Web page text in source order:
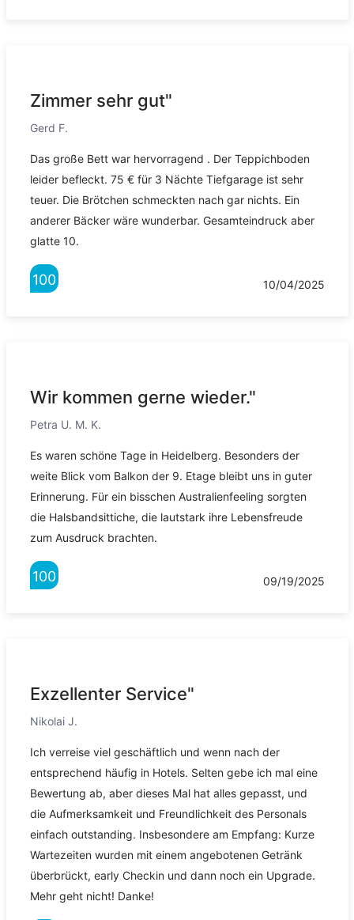
Zimmer sehr gut"
Gerd F.
Das große Bett war hervorragend . Der Teppichboden
leider befleckt. 75 € für 3 Nächte Tiefgarage ist sehr
teuer. Die Brötchen schmeckten nach gar nichts. Ein
anderer Bäcker wäre wunderbar. Gesamteindruck aber
glatte 10.
100 10/04/2025
Wir kommen gerne wieder."
Petra U. M. K.
Es waren schöne Tage in Heidelberg. Besonders der
weite Blick vom Balkon der 9. Etage bleibt uns in guter
Erinnerung. Für ein bisschen Australienfeeling sorgten
die Halsbandsittiche, die lautstark ihre Lebensfreude
zum Ausdruck brachten.
100 09/19/2025
Exzellenter Service"
Nikolai J.
Ich verreise viel geschäftlich und wenn nach der
entsprechend häufig in Hotels. Selten gebe ich mal eine
Bewertung ab, aber dieses Mal hat alles gepasst, und
die Aufmerksamkeit und Freundlichkeit des Personals
einfach outstanding. Insbesondere am Empfang: Kurze
Wartezeiten wurden mit einem angebotenen Getränk
überbrückt, early Checkin und dann noch ein Upgrade.
Mehr geht nicht! Danke!